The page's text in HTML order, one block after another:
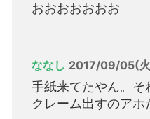
おおおおおおお
ななし 2017/09/05(
手紙来てたやん。そ
クレーム出すのアホ